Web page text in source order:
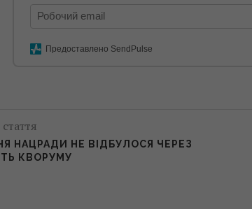
Предоставлено SendPulse
НАЦРАДИ НЕ ВІДБУЛОСЯ ЧЕРЕЗ
КВОРУМУ